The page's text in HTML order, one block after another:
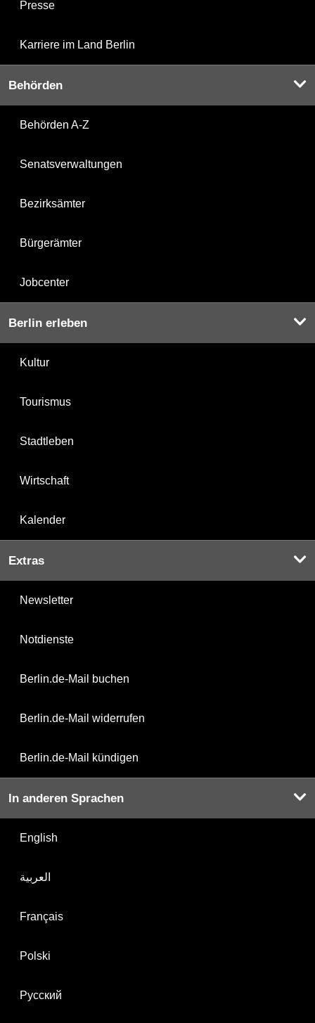
Presse
Karriere im Land Berlin
Behörden
Behörden A-Z
Senatsverwaltungen
Bezirksämter
Bürgerämter
Jobcenter
Berlin erleben
Kultur
Tourismus
Stadtleben
Wirtschaft
Kalender
Extras
Newsletter
Notdienste
Berlin.de-Mail buchen
Berlin.de-Mail widerrufen
Berlin.de-Mail kündigen
In anderen Sprachen
English
العربية
Français
Polski
Русский